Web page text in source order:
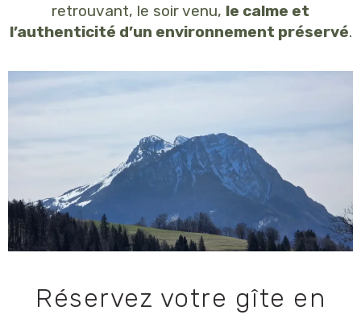
retrouvant, le soir venu, le calme et
l’authenticité d’un environnement préservé.
Réservez votre gîte en